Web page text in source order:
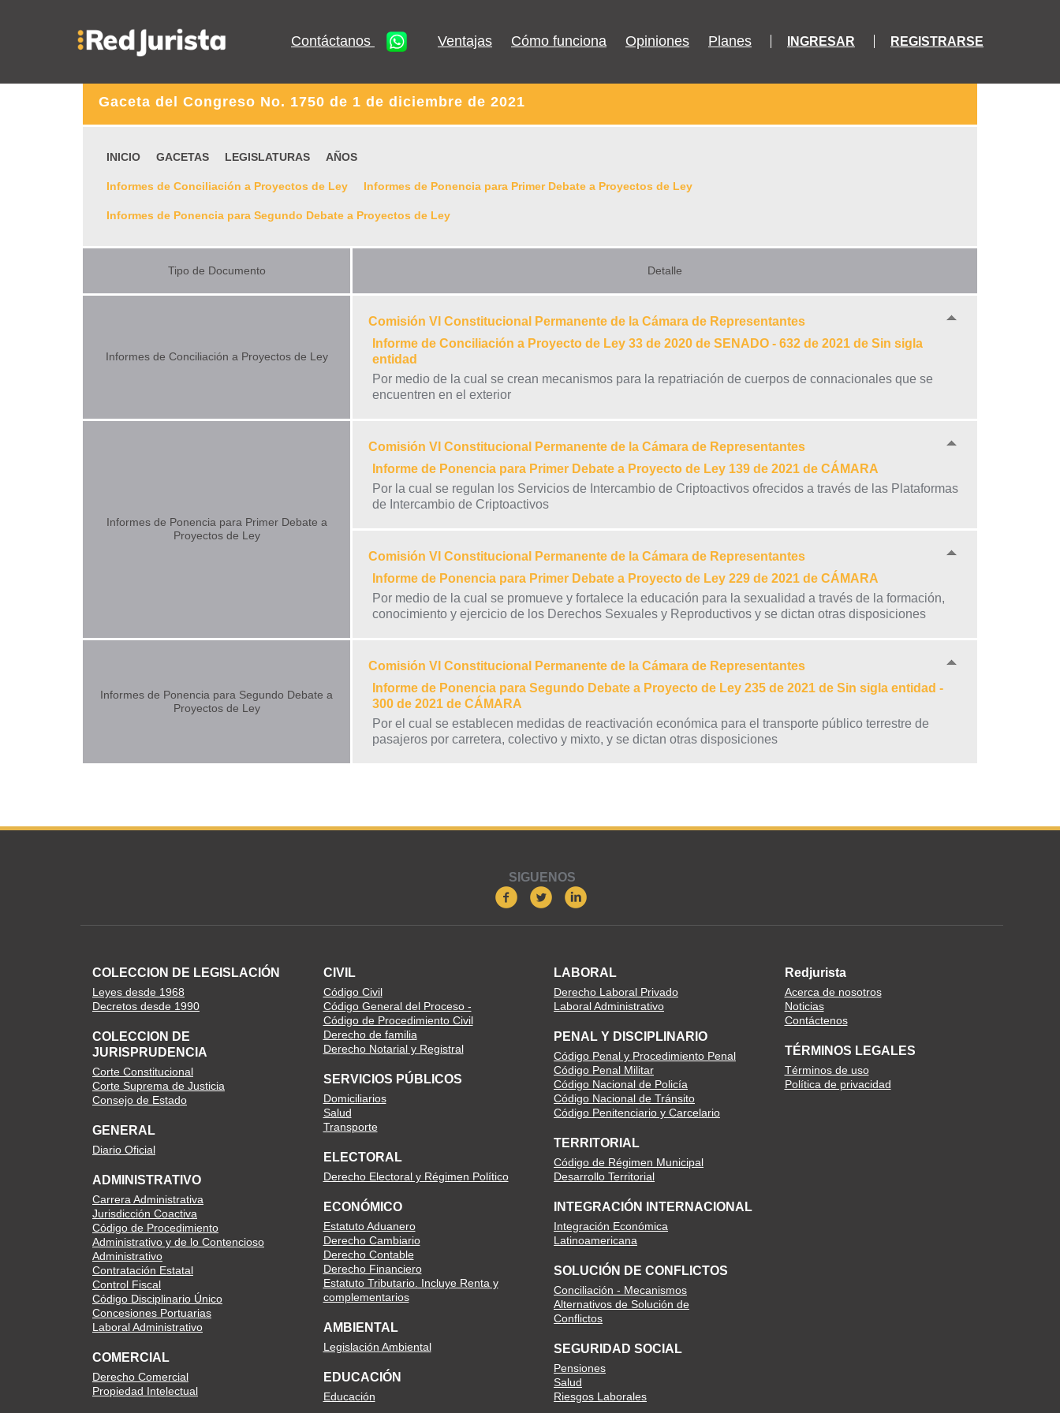
Contáctanos Ventajas Cómo funciona Opiniones Planes INGRESAR REGISTRARSE
Gaceta del Congreso No. 1750 de 1 de diciembre de 2021
INICIO GACETAS LEGISLATURAS AÑOS
Informes de Conciliación a Proyectos de Ley Informes de Ponencia para Primer Debate a Proyectos de Ley
Informes de Ponencia para Segundo Debate a Proyectos de Ley
Tipo de Documento Detalle
Informes de Conciliación a Proyectos de Ley
Comisión VI Constitucional Permanente de la Cámara de Representantes
Informe de Conciliación a Proyecto de Ley 33 de 2020 de SENADO - 632 de 2021 de Sin sigla
entidad
Por medio de la cual se crean mecanismos para la repatriación de cuerpos de connacionales que se
encuentren en el exterior
Informes de Ponencia para Primer Debate a
Proyectos de Ley
Comisión VI Constitucional Permanente de la Cámara de Representantes
Informe de Ponencia para Primer Debate a Proyecto de Ley 139 de 2021 de CÁMARA
Por la cual se regulan los Servicios de Intercambio de Criptoactivos ofrecidos a través de las Plataformas
de Intercambio de Criptoactivos
Comisión VI Constitucional Permanente de la Cámara de Representantes
Informe de Ponencia para Primer Debate a Proyecto de Ley 229 de 2021 de CÁMARA
Por medio de la cual se promueve y fortalece la educación para la sexualidad a través de la formación,
conocimiento y ejercicio de los Derechos Sexuales y Reproductivos y se dictan otras disposiciones
Informes de Ponencia para Segundo Debate a
Proyectos de Ley
Comisión VI Constitucional Permanente de la Cámara de Representantes
Informe de Ponencia para Segundo Debate a Proyecto de Ley 235 de 2021 de Sin sigla entidad -
300 de 2021 de CÁMARA
Por el cual se establecen medidas de reactivación económica para el transporte público terrestre de
pasajeros por carretera, colectivo y mixto, y se dictan otras disposiciones
SIGUENOS
COLECCION DE LEGISLACIÓN
Leyes desde 1968
Decretos desde 1990
COLECCION DE
JURISPRUDENCIA
Corte Constitucional
Corte Suprema de Justicia
Consejo de Estado
GENERAL
Diario Oficial
ADMINISTRATIVO
Carrera Administrativa
Jurisdicción Coactiva
Código de Procedimiento
Administrativo y de lo Contencioso
Administrativo
Contratación Estatal
Control Fiscal
Código Disciplinario Único
Concesiones Portuarias
Laboral Administrativo
COMERCIAL
Derecho Comercial
Propiedad Intelectual
CIVIL
Código Civil
Código General del Proceso -
Código de Procedimiento Civil
Derecho de familia
Derecho Notarial y Registral
SERVICIOS PÚBLICOS
Domiciliarios
Salud
Transporte
ELECTORAL
Derecho Electoral y Régimen Político
ECONÓMICO
Estatuto Aduanero
Derecho Cambiario
Derecho Contable
Derecho Financiero
Estatuto Tributario. Incluye Renta y
complementarios
AMBIENTAL
Legislación Ambiental
EDUCACIÓN
Educación
LABORAL
Derecho Laboral Privado
Laboral Administrativo
PENAL Y DISCIPLINARIO
Código Penal y Procedimiento Penal
Código Penal Militar
Código Nacional de Policía
Código Nacional de Tránsito
Código Penitenciario y Carcelario
TERRITORIAL
Código de Régimen Municipal
Desarrollo Territorial
INTEGRACIÓN INTERNACIONAL
Integración Económica
Latinoamericana
SOLUCIÓN DE CONFLICTOS
Conciliación - Mecanismos
Alternativos de Solución de
Conflictos
SEGURIDAD SOCIAL
Pensiones
Salud
Riesgos Laborales
Redjurista
Acerca de nosotros
Noticias
Contáctenos
TÉRMINOS LEGALES
Términos de uso
Política de privacidad